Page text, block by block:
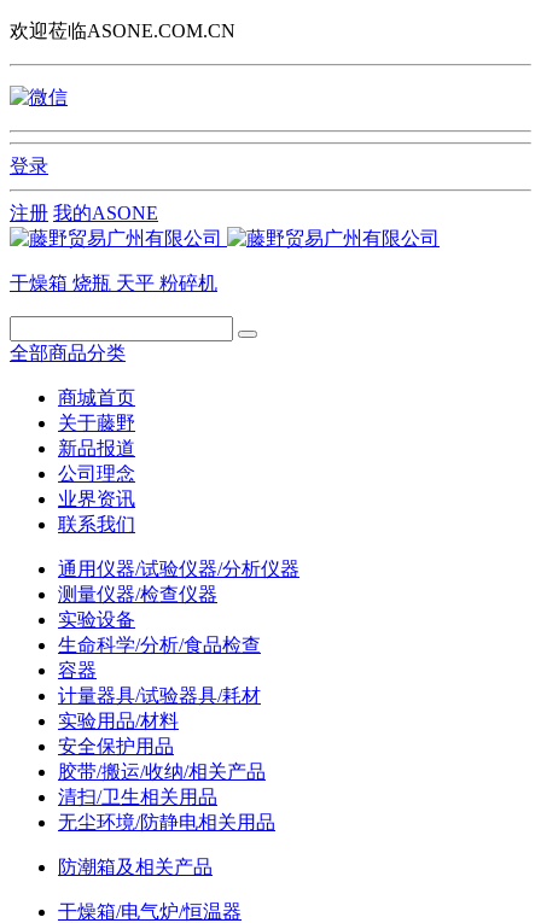
欢迎莅临ASONE.COM.CN
登录
注册 我的ASONE
干燥箱 烧瓶 天平 粉碎机
全部商品分类
商城首页
关于藤野
新品报道
公司理念
业界资讯
联系我们
通用仪器/试验仪器/分析仪器
测量仪器/检查仪器
实验设备
生命科学/分析/食品检查
容器
计量器具/试验器具/耗材
实验用品/材料
安全保护用品
胶带/搬运/收纳/相关产品
清扫/卫生相关用品
无尘环境/防静电相关用品
防潮箱及相关产品
干燥箱/电气炉/恒温器